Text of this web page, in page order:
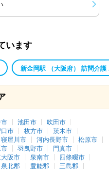
います
新金岡駅 （大阪府） 訪問介護
市 池田市
吹田市
市 枚方市
茨木市
寝屋川市 河内長野市
松原市
羽曳野市
門真市
阪市 泉南市
四條畷市
泉北郡 豊能郡
三島郡